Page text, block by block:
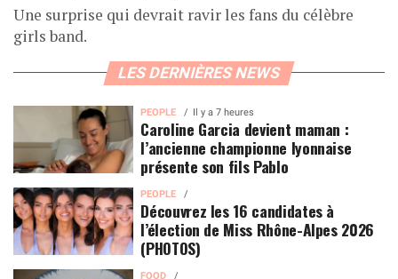
Une surprise qui devrait ravir les fans du célèbre
girls band.
LES DERNIÈRES NEWS
PEOPLE Il y a 7 heures
Caroline Garcia devient maman :
l’ancienne championne lyonnaise
présente son fils Pablo
PEOPLE
Découvrez les 16 candidates à
l’élection de Miss Rhône-Alpes 2026
(PHOTOS)
FOOD